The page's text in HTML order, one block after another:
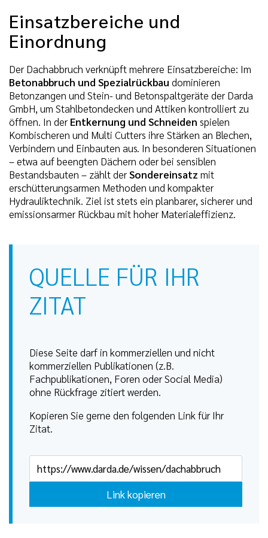
Einsatzbereiche und
Einordnung
Der Dachabbruch verknüpft mehrere Einsatzbereiche: Im
Betonabbruch und Spezialrückbau dominieren
Betonzangen und Stein- und Betonspaltgeräte der Darda
GmbH, um Stahlbetondecken und Attiken kontrolliert zu
öffnen. In der Entkernung und Schneiden spielen
Kombischeren und Multi Cutters ihre Stärken an Blechen,
Verbindern und Einbauten aus. In besonderen Situationen
– etwa auf beengten Dächern oder bei sensiblen
Bestandsbauten – zählt derSondereinsatz mit
erschütterungsarmen Methoden und kompakter
Hydrauliktechnik. Ziel ist stets ein planbarer, sicherer und
emissionsarmer Rückbau mit hoher Materialeffizienz.
QUELLE FÜR IHR
ZITAT
Diese Seite darf in kommerziellen und nicht
kommerziellen Publikationen (z.B.
Fachpublikationen, Foren oder Social Media)
ohne Rückfrage zitiert werden.
Kopieren Sie gerne den folgenden Link für Ihr
Zitat.
Link kopieren